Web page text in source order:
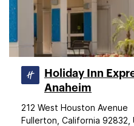
Holiday Inn
Anaheim
212 West Houston Avenue
Fullerton, California